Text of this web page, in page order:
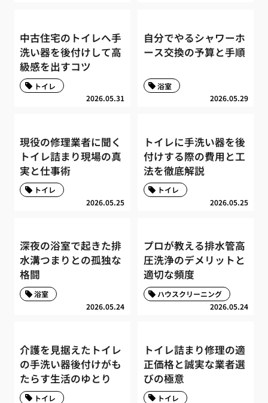
中古住宅のトイレへ手
洗い器を後付けして高
級感を出すコツ
2026.05.31
トイレ
自分でやるシャワーホ
ース交換の予算と手順
2026.05.29
浴室
現役の修理業者に聞く
トイレ詰まり現場の真
実と仕事術
2026.05.25
トイレ
トイレに手洗い器を後
付けする際の費用と工
法を徹底解説
2026.05.25
トイレ
深夜の浴室で起きた排
水溝つまりとの孤独な
格闘
2026.05.24
浴室
プロが教える排水管高
圧洗浄のデメリットと
適切な頻度
2026.05.24
ハウスクリーニング
介護を見据えたトイレ
の手洗い器後付けがも
たらす生活のゆとり
トイレ
トイレ詰まり修理の適
正価格と誠実な業者選
びの極意
トイレ